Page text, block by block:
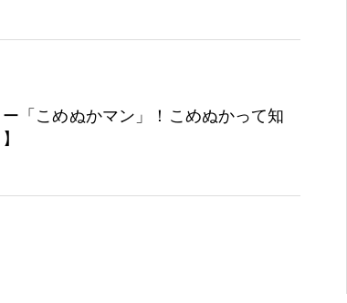
「こめぬかマン」！こめぬかって知